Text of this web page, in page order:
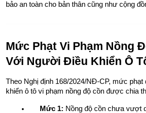
bảo an toàn cho bản thân cũng như cộng
Mức Phạt Vi Phạm Nồng
Với Người Điều Khiển Ô
Theo Nghị định 168/2024/NĐ-CP, mức
khiển ô tô vi phạm nồng độ cồn được chia
Mức 1: Nồng độ cồn chưa vượt